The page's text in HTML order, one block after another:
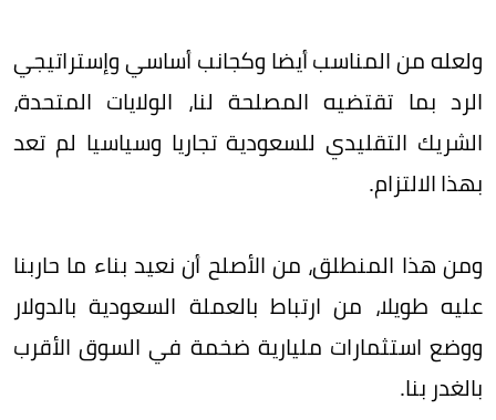
ولعله من المناسب أيضا وكجانب أساسي وإستراتيجي
الرد بما تقتضيه المصلحة لنا، الولايات المتحدة،
الشريك التقليدي للسعودية تجاريا وسياسيا لم تعد
بهذا الالتزام.
ومن هذا المنطلق، من الأصلح أن نعيد بناء ما حاربنا
عليه طويلا، من ارتباط بالعملة السعودية بالدولار
ووضع استثمارات مليارية ضخمة في السوق الأقرب
بالغدر بنا.